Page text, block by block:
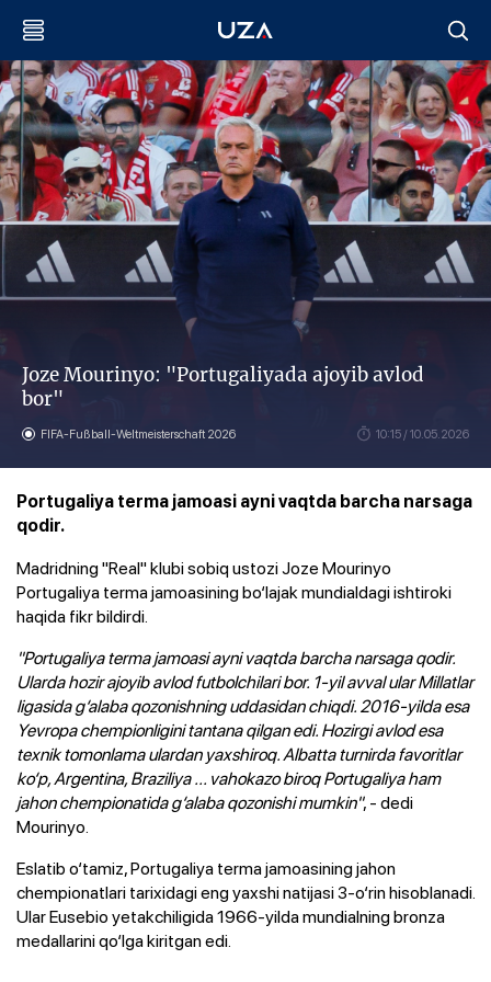
Joze Mourinyo: "Portugaliyada ajoyib avlod
bor"
FIFA-Fußball-Weltmeisterschaft 2026 10:15 / 10.05.2026
Portugaliya terma jamoasi ayni vaqtda barcha narsaga
qodir.
Madridning "Real" klubi sobiq ustozi Joze Mourinyo
Portugaliya terma jamoasining bo‘lajak mundialdagi ishtiroki
haqida fikr bildirdi.
"Portugaliya terma jamoasi ayni vaqtda barcha narsaga qodir.
Ularda hozir ajoyib avlod futbolchilari bor. 1-yil avval ular Millatlar
ligasida g‘alaba qozonishning uddasidan chiqdi. 2016-yilda esa
Yevropa chempionligini tantana qilgan edi. Hozirgi avlod esa
texnik tomonlama ulardan yaxshiroq. Albatta turnirda favoritlar
ko‘p, Argentina, Braziliya ... vahokazo biroq Portugaliya ham
jahon chempionatida g‘alaba qozonishi mumkin", - dedi
Mourinyo.
Eslatib o‘tamiz, Portugaliya terma jamoasining jahon
chempionatlari tarixidagi eng yaxshi natijasi 3-o‘rin hisoblanadi.
Ular Eusebio yetakchiligida 1966-yilda mundialning bronza
medallarini qo‘lga kiritgan edi.